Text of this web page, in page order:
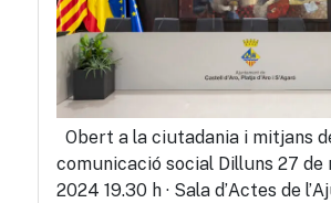
Obert a la ciutadania i mitjans
comunicació social Dilluns 27 de
2024 19.30 h · Sala d’Actes de